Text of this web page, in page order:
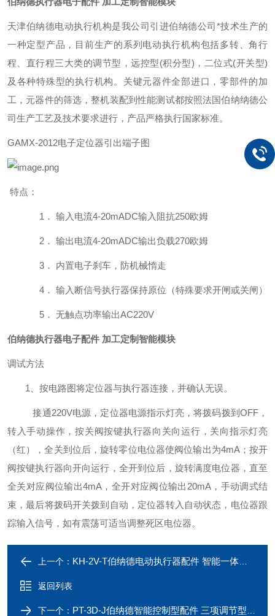
天津伯纳德电动执行机构是我公司引进伯纳德公司*技术生产的
一种定型产品，目前生产的系列电动执行机构包括多转、角行
程、直行程三大类的调节型，远控型(积分型) ，二位式(开关型)
及各种特殊型的执行机构。关键元器件全部进口，零部件的加
工，元器件的筛选，整机装配到性能测试都按照法国伯纳纳德公
司生产工艺及技术要求进行，产品严格执行国家标准。
GAMX-2012电子定位器引出端子图
特点：
1． 输入电流4-20mADC输入阻抗250欧姆
2． 输出电流4-20mADC输出负载270欧姆
3． 内置电子刹车，防机械惰走
4． 输入断信号执行器保持原位（特殊要求开闸或关闸）
5． 无触点功率输出AC220V
伯纳德执行器电子配件 加工定制智能模块
调试方法
1 、按电路图将定位器与执行器连接，并确认无误。
接通220V电源，定位器电源指示灯亮，将拨码拨到OFF，
转入手动操作，按关阀按键执行器向关向运行，关向指示灯亮
（红），全关到位后，旋转零位电位器使阀位输出为4mA；按开
阀按键执行器向开向运行，全开到位后，旋转满度电位器，直至
全关对应阀位输出4mA ，全开对应阀位输出20mA，手动调式结
束，最后将拨码开关拨到自动，定位器转入自动状态，电位器跟
踪输入信号，如有震荡可适当调整死区电位器。
上一个： KH-2V-T伯纳德电动执行器配件 智能一体化控制模块
返回列表
下一个： PT-3D-J伯纳德智能控制型配件 三项调节型模块